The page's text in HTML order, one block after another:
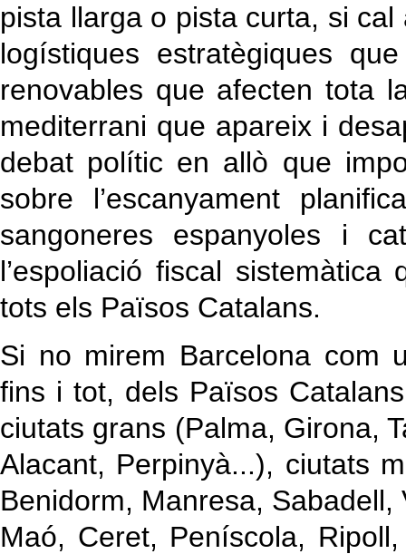
pista llarga o pista curta, si
logístiques estratègiques
renovables que afecten tota
mediterrani que apareix i
debat polític en allò que
sobre l’escanyament
sangoneres espanyoles i
l’espoliació fiscal
tots els Països Catalans.
Si no mirem Barcelona com
fins i tot, dels Països
ciutats grans (Palma, Girona,
Alacant, Perpinyà...), ciutats
Benidorm, Manresa,
Maó, Ceret, Peníscola,